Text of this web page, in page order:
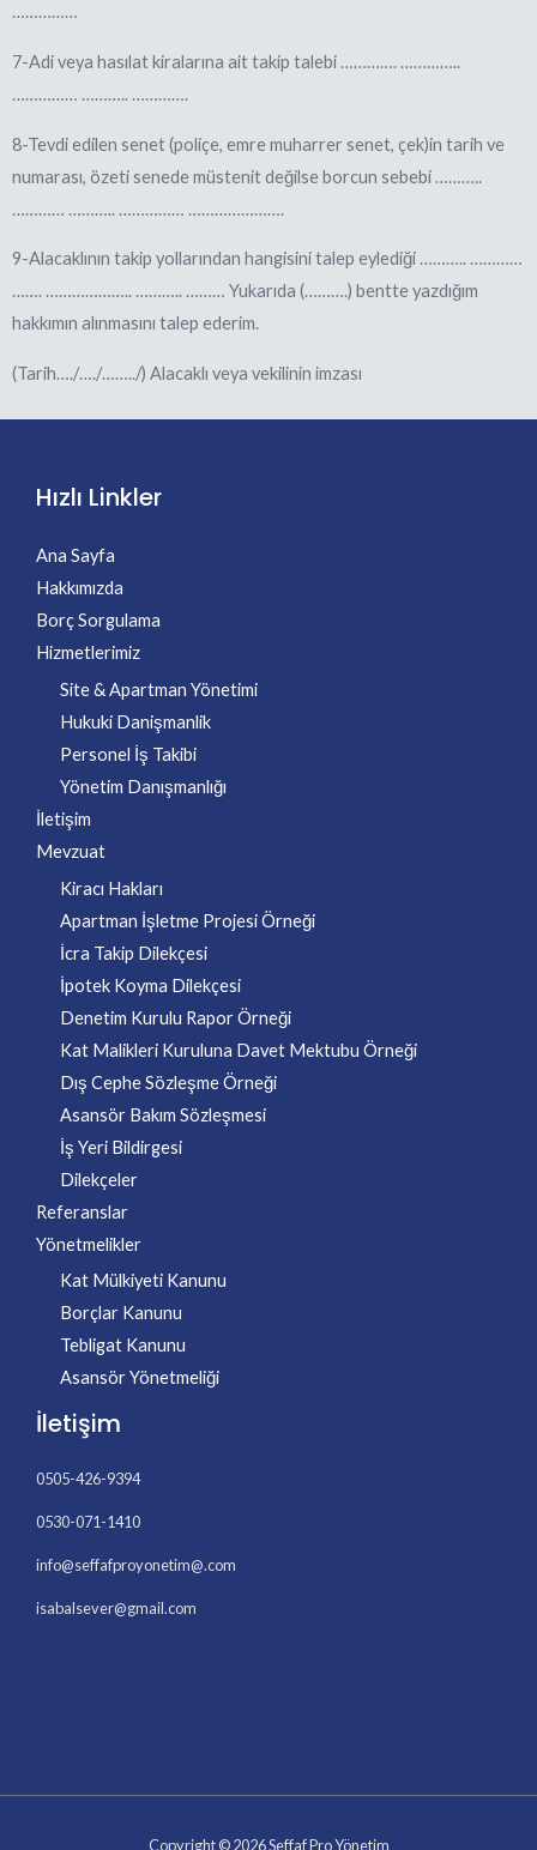
……………
7-Adi veya hasılat kiralarına ait takip talebi …………. …………..
…………… ……….. ………….
8-Tevdi edilen senet (poliçe, emre muharrer senet, çek)in tarih ve
numarası, özeti senede müstenit değilse borcun sebebi ………..
………… ……….. …………… ………………….
9-Alacaklının takip yollarından hangisini talep eylediği ……….. …………
……. ……………….. ……….. ……… Yukarıda (……….) bentte yazdığım
hakkımın alınmasını talep ederim.
(Tarih…./…./……../) Alacaklı veya vekilinin imzası
Hızlı Linkler
Ana Sayfa
Hakkımızda
Borç Sorgulama
Hizmetlerimiz
Site & Apartman Yönetimi
Hukuki Danişmanlik
Personel İş Takibi
Yönetim Danışmanlığı
İletişim
Mevzuat
Kiracı Hakları
Apartman İşletme Projesi Örneği
İcra Takip Dilekçesi
İpotek Koyma Dilekçesi
Denetim Kurulu Rapor Örneği
Kat Malikleri Kuruluna Davet Mektubu Örneği
Dış Cephe Sözleşme Örneği
Asansör Bakım Sözleşmesi
İş Yeri Bildirgesi
Dilekçeler
Referanslar
Yönetmelikler
Kat Mülkiyeti Kanunu
Borçlar Kanunu
Tebligat Kanunu
Asansör Yönetmeliği
İletişim
0505-426-9394
0530-071-1410
info@seffafproyonetim@.com
isabalsever@gmail.com
Copyright © 2026 Seffaf Pro Yönetim